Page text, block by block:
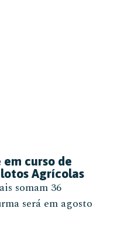
curso de
Agrícolas
somam 36
será em agosto